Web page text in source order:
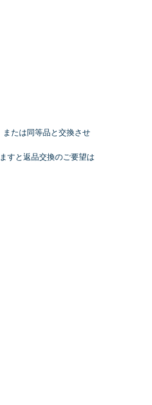
たは同等品と交換させ
すと返品交換のご要望は